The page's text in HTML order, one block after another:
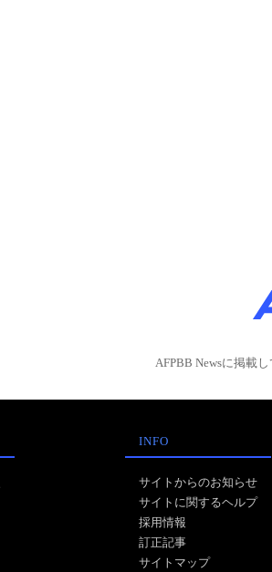
AFPBB Newsに掲載
INFO
サイトからのお知らせ
サイトに関するヘルプ
採用情報
訂正記事
サイトマップ